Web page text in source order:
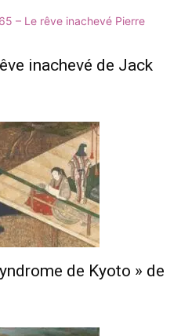
inachevé de Jack
de Kyoto » de